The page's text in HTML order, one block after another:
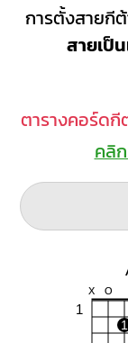
การตั้งสายกี
สายเป็
ตารางคอร์ด
คลิ
X O
1
1